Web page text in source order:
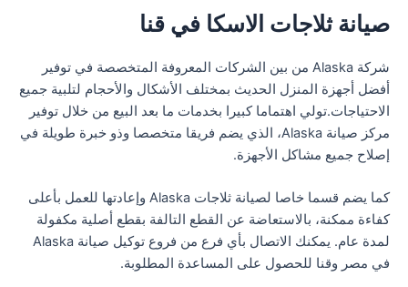
صيانة ثلاجات الاسكا في قنا
شركة Alaska من بين الشركات المعروفة المتخصصة في توفير
أفضل أجهزة المنزل الحديث بمختلف الأشكال والأحجام لتلبية جميع
الاحتياجات.تولي اهتماما كبيرا بخدمات ما بعد البيع من خلال توفير
مركز صيانة Alaska، الذي يضم فريقا متخصصا وذو خبرة طويلة في
إصلاح جميع مشاكل الأجهزة.
كما يضم قسما خاصا لصيانة ثلاجات Alaska وإعادتها للعمل بأعلى
كفاءة ممكنة، بالاستعاضة عن القطع التالفة بقطع أصلية مكفولة
لمدة عام. يمكنك الاتصال بأي فرع من فروع توكيل صيانة Alaska
في مصر وقنا للحصول على المساعدة المطلوبة.